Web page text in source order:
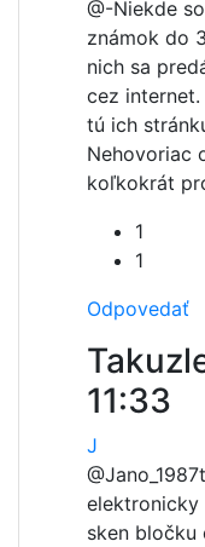
@-Niekde
známok do
nich sa
cez
tú ich
Nehovoriac
koľkokrát
1
1
Odpovedať
11:33
J
@Jano_1987
elektronicky
sken bločku